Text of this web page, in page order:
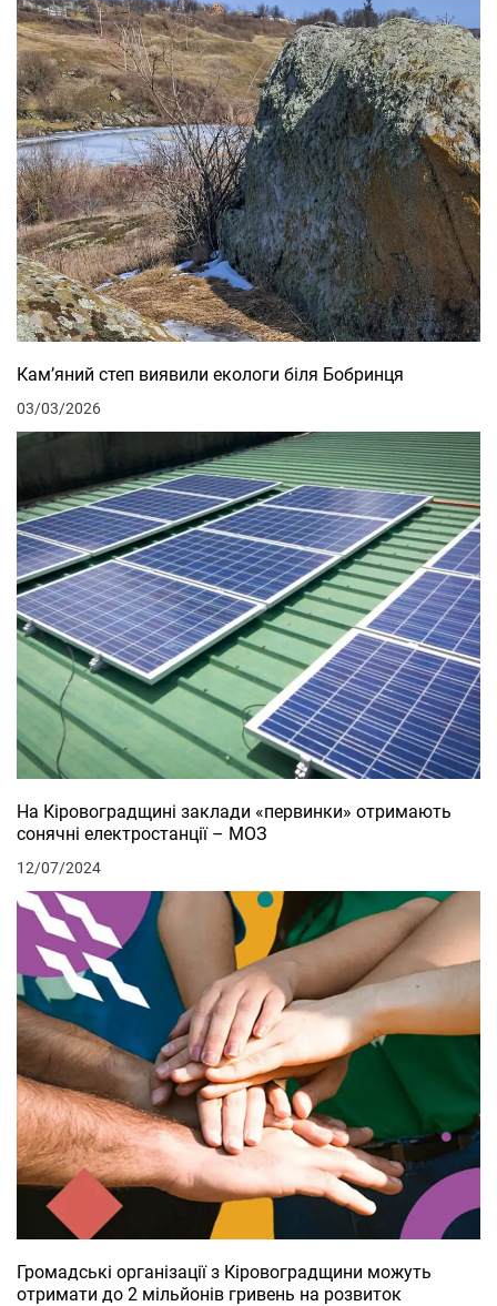
Кам’яний степ виявили екологи біля Бобринця
03/03/2026
На Кіровоградщині заклади «первинки» отримають
сонячні електростанції – МОЗ
12/07/2024
Громадські організації з Кіровоградщини можуть
отримати до 2 мільйонів гривень на розвиток